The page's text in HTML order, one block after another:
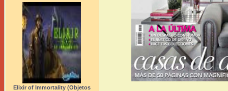
Elixir of Immortality (Objetos